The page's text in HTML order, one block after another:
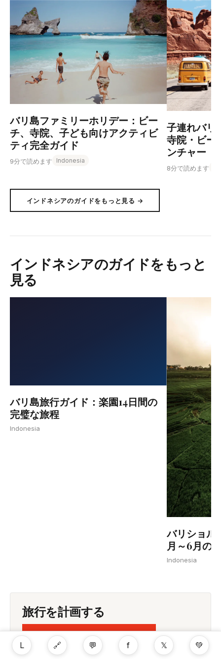
バリ島ファミリーホリデー：ビー
チ、寺院、子ども向けアクティビ
ティ完全ガイド
9分で読めます Indonesia
子連れバリ
寺院・ビー
ンチャー
8分で読めます
インドネシアのガイドをもっと見る →
インドネシアのガイドをもっと
見る
バリ島旅行ガイド：楽園14日間の
完璧な旅程
Indonesia
バリショル
月～6月の
Indonesia
旅行を計画する
インドネシアへの旅行を計画する
旅行費用を比較する
L 🔗 💬 f 𝕏 💚